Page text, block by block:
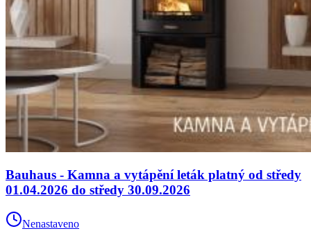
Bauhaus - Kamna a vytápění leták platný od středy
01.04.2026 do středy 30.09.2026
Nenastaveno